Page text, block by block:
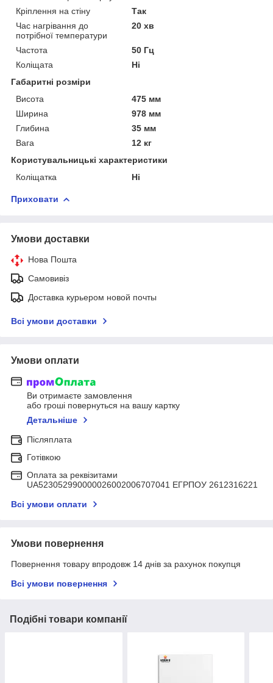
Кріплення на стіну
Так
Час нагрівання до
потрібної температури
20 хв
Частота
50 Гц
Коліщата
Ні
Габаритні розміри
Висота
475 мм
Ширина
978 мм
Глибина
35 мм
Вага
12 кг
Користувальницькі характеристики
Коліщатка
Ні
Приховати
Умови доставки
Нова Пошта
Самовивіз
Доставка курьером новой почты
Всі умови доставки
Умови оплати
Ви отримаєте замовлення
або гроші повернуться на вашу картку
Детальніше
Післяплата
Готівкою
Оплата за реквізитами
UA523052990000026002006707041 ЕГРПОУ 2612316221
Всі умови оплати
Умови повернення
Повернення товару впродовж 14 днів за рахунок покупця
Всі умови повернення
Подібні товари компанії